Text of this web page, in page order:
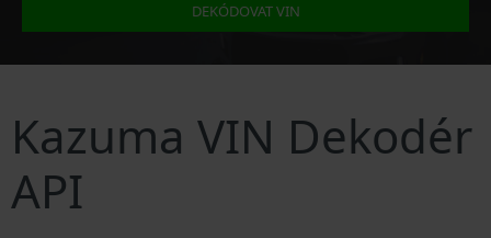
DEKÓDOVAT VIN
Kazuma VIN Dekodér
API